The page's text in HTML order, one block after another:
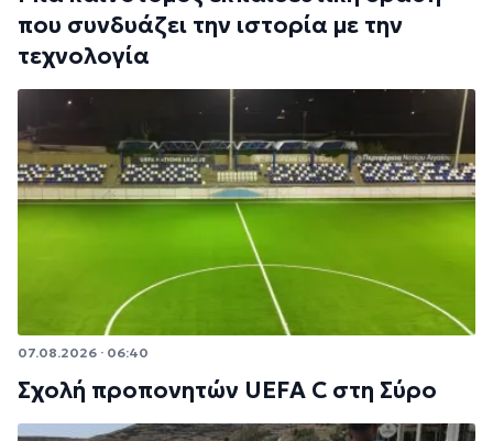
που συνδυάζει την ιστορία με την
τεχνολογία
07.08.2026 · 06:40
Σχολή προπονητών UEFA C στη Σύρο